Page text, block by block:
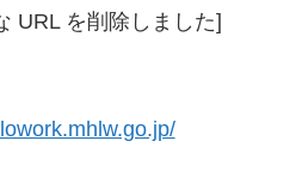
URL を削除しました]